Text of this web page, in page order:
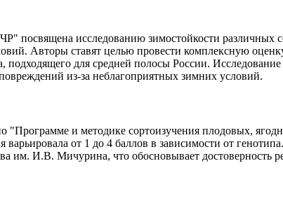
посвящена исследованию зимостойкости различных
Авторы ставят целью провести комплексную
для средней полосы России. Исследование
из-за неблагоприятных зимних условий.
"Программе и методике сортоизучения плодовых,
от 1 до 4 баллов в зависимости от
им. И.В. Мичурина, что обосновывает достоверность